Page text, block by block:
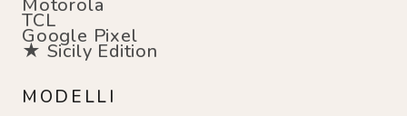
TCL
Google Pixel
★ Sicily Edition
MODELLI